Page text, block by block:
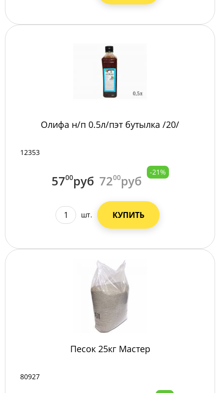
Олифа н/п 0.5л/пэт бутылка /20/
12353
5700руб 7200руб
-21%
шт. КУПИТЬ
Песок 25кг Мастер
80927